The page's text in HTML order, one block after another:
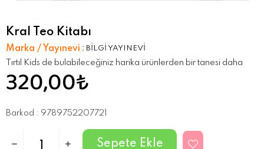
Kral Teo Kitabı
Marka / Yayınevi : BİLGİ YAYINEVİ
Tırtıl Kids de bulabileceğiniz harika ürünlerden bir tanesi daha
320,00₺
Barkod : 9789752207721